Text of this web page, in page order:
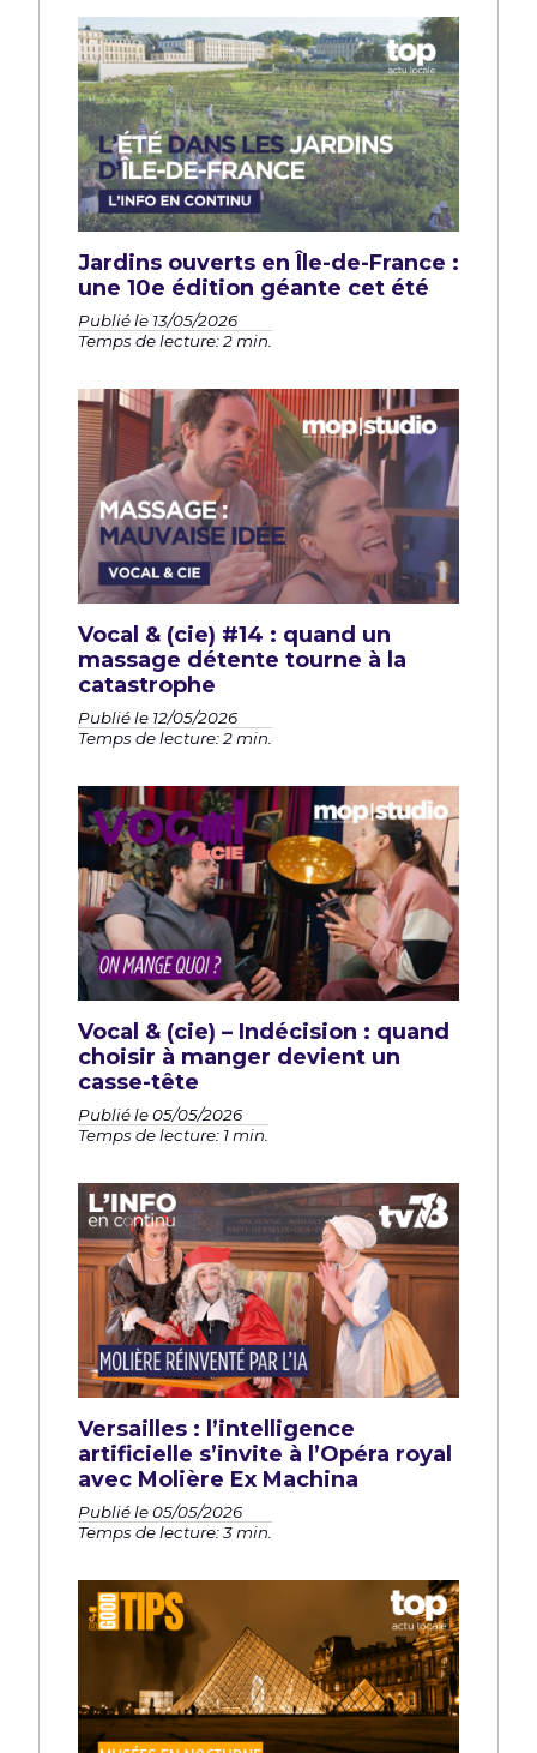
Jardins ouverts en Île-de-France :
une 10e édition géante cet été
Publié le 13/05/2026
Temps de lecture: 2 min.
Vocal & (cie) #14 : quand un
massage détente tourne à la
catastrophe
Publié le 12/05/2026
Temps de lecture: 2 min.
Vocal & (cie) – Indécision : quand
choisir à manger devient un
casse-tête
Publié le 05/05/2026
Temps de lecture: 1 min.
Versailles : l’intelligence
artificielle s’invite à l’Opéra royal
avec Molière Ex Machina
Publié le 05/05/2026
Temps de lecture: 3 min.